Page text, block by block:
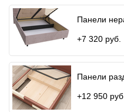
Панели
+7 320 руб.
Панели
+12 950 руб.